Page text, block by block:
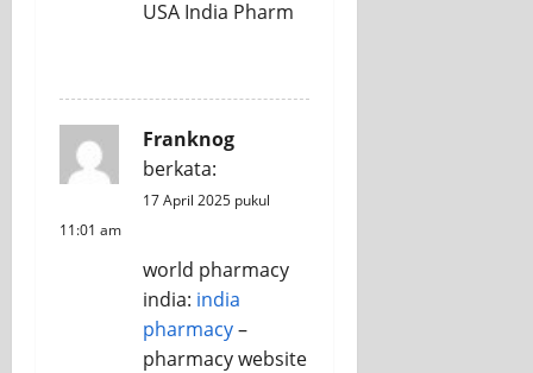
USA India Pharm
Franknog
berkata:
17 April 2025 pukul
11:01 am
world pharmacy
india: india
pharmacy–
pharmacy website